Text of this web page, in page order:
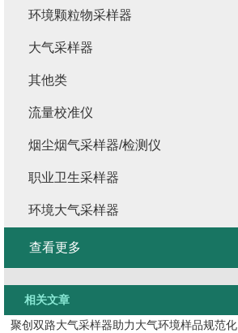
环境颗粒物采样器
大气采样器
其他类
流量校准仪
烟尘烟气采样器/检测仪
职业卫生采样器
环境大气采样器
查看更多
相关文章
聚创双路大气采样器助力大气环境样品规范化